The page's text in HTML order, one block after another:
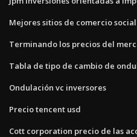
Mejores sitios de comercio social
Terminando los precios del
Tabla de tipo de cambio de
Ondulación vc inversores
Precio tencent usd
Cott corporation precio de las